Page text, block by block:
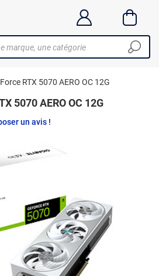
RTX 5070 AERO OC 12G
5070 AERO OC 12G
un avis !